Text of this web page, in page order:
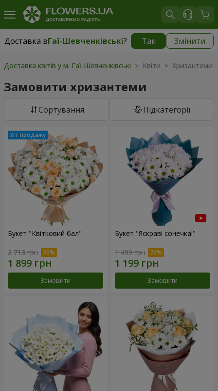
Доставка вГаї-Шевченківські? Так Змінити
Доставка вГаї-Шевченківські|безкоштовно
Доставка квітів у м. Гаї-Шевченківські > Квіти > Хризантеми
Замовити хризантеми
Сортування Підкатегорії
Букет "Квітковий бал"
2 713 грн
Замовити
Букет "Яскраві сонечка!"
1 499 грн
Замовити